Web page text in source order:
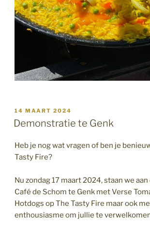
GEPLAATST
OP
14 MAART 2024
Demonstratie te Genk
Heb je nog wat vragen of ben je
Tasty Fire?
Nu zondag 17 maart 2024, staan we
Café de Schom te Genk met Verse
Hotdogs op The Tasty Fire maar ook
enthousiasme om jullie te